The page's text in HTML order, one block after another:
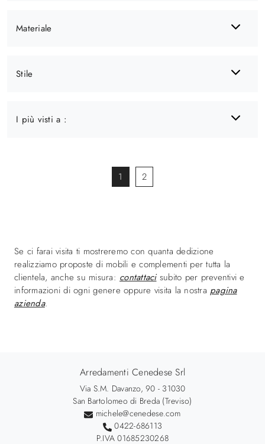
Materiale
Stile
I più visti a :
1 2
Se ci farai visita ti mostreremo con quanta dedizione
realizziamo proposte di mobili e complementi per tutta la
clientela, anche su misura: contattacisubito per preventivi e
informazioni di ogni genere oppure visita la nostra pagina
azienda.
Arredamenti Cenedese Srl
Via S.M. Davanzo, 90 - 31030
San Bartolomeo di Breda (Treviso)
michele@cenedese.com
0422-686113
P.IVA 01685230268